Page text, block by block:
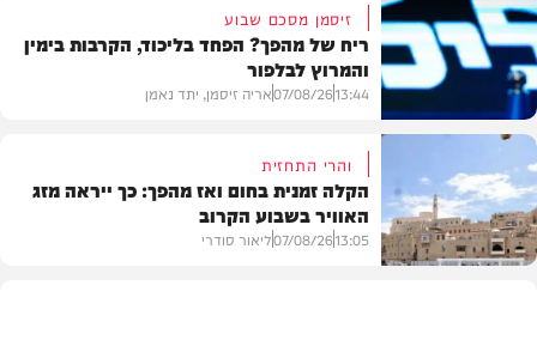
בארץ
פוליטי
זיסמן מסכם שבוע
ריח של מהפך? הפחד בליכוד, הקרבות בימין
והמרוץ לבלפור
13:44
07/08/26אריה זיסמן, יתד נאמן
והרי התחזית
הקלה זמנית בחום ואז מהפך: כך ייראה מזג
האוויר בשבוע הקרוב
13:05
07/08/26ליאור סודרי